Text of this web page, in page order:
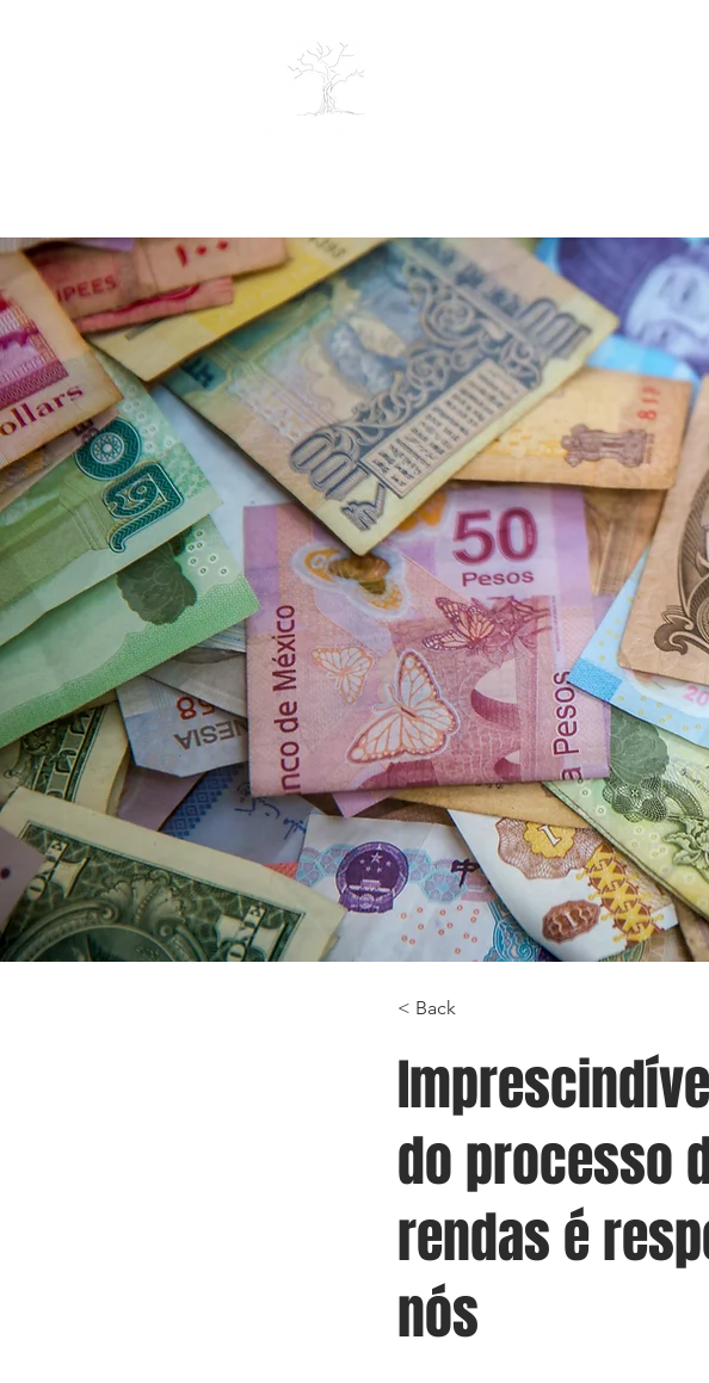
< Back
do processo
rendas é
nós